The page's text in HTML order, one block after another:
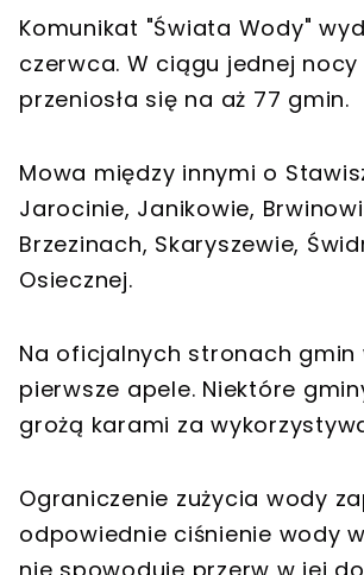
Komunikat "Świata Wody"
czerwca. W ciągu jednej
przeniosła się na aż 77 gmin.
Mowa między innymi o
Jarocinie, Janikowie,
Brzezinach, Skaryszewie,
Osiecznej.
Na oficjalnych stronach gmin
pierwsze apele. Niektóre
grożą karami za
Ograniczenie zużycia wody
odpowiednie ciśnienie wody